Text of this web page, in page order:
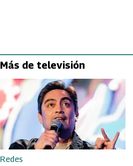
Más de televisión
Redes